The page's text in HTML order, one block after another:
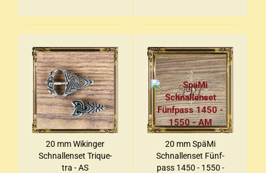
20 mm Wi­kin­ger
Schnal­len­set Tri­que­
tra - AS
20 mm SpäMi
Schnal­len­set Fünf­
pass 1450 - 1550 -